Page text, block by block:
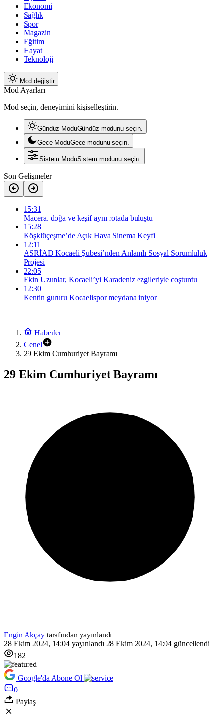
Ekonomi
Sağlık
Spor
Magazin
Eğitim
Hayat
Teknoloji
Mod değiştir
Mod Ayarları
Mod seçin, deneyimini kişiselleştirin.
Gündüz ModuGündüz modunu seçin.
Gece ModuGece modunu seçin.
Sistem ModuSistem modunu seçin.
Son Gelişmeler
15:31
Macera, doğa ve keşif aynı rotada buluştu
15:28
Köşklüçeşme’de Açık Hava Sinema Keyfi
12:11
ASRİAD Kocaeli Şubesi’nden Anlamlı Sosyal Sorumluluk
Projesi
22:05
Ekin Uzunlar, Kocaeli’yi Karadeniz ezgileriyle coşturdu
12:30
Kentin gururu Kocaelispor meydana iniyor
Haberler
Genel
29 Ekim Cumhuriyet Bayramı
29 Ekim Cumhuriyet Bayramı
Engin Akçay tarafından yayınlandı
28 Ekim 2024, 14:04 yayınlandı 28 Ekim 2024, 14:04 güncellendi
182
Google'da Abone Ol
0
Paylaş